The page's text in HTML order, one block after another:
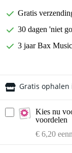
Gratis
30 dagen 'niet
3 jaar Bax
Gratis
Kies nu
voordelen
€ 6,20